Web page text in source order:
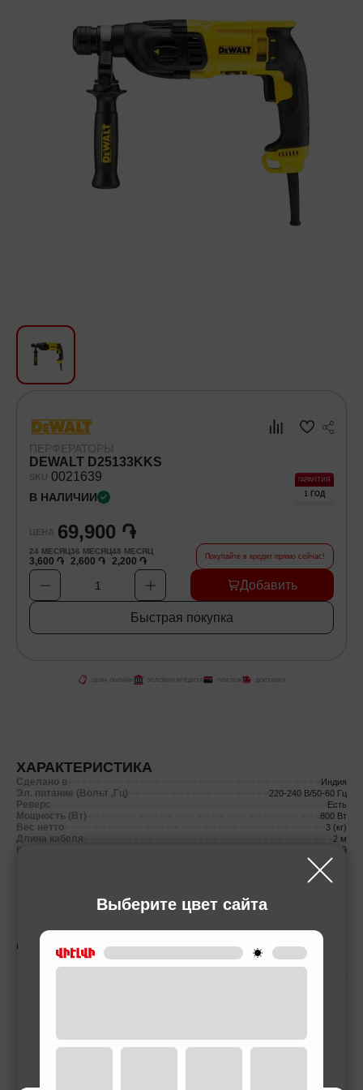
Выберите цвет сайта
Для кухни
Красота и Уход
Аудиотехника для автомобилей
Инструменты
Санкерамика
Посуда
ПЕРФЕРАТОРЫ
DEWALT D25133KKS
SKU 0021639
В НАЛИЧИИ
ГАРАНТИЯ
1 ГОД
ЦЕНА 69,900 ֏
24 МЕСЯЦ
3,600 ֏
36 МЕСЯЦ
2,600 ֏
48 МЕСЯЦ
2,200 ֏ Покупайте в кредит прямо сейчас!
1 Добавить
Быстрая покупка
ЦЕНА ОНЛАЙН УСЛОВИЯ КРЕДИТА ПЛАТЕЖ ДОСТАВКА
ХАРАКТЕРИСТИКА
Сделано в Индия
Эл. питание (Вольт ,Гц) 220-240 В/50-60 Гц
Реверс Есть
Мощность (Вт) 800 Вт
Вес нетто 3 (кг)
Длина кабеля 2 м
Количество скоростей 3 скоростей
СОПУТСТВУЮЩИЕ ТОВАРЫ